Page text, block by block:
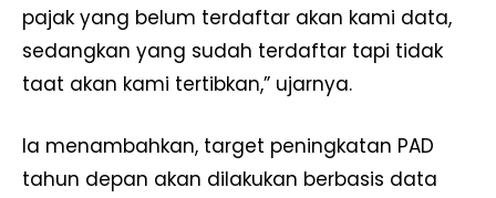
pajak yang belum terdaftar akan kami data,
sedangkan yang sudah terdaftar tapi tidak
taat akan kami tertibkan,” ujarnya.
Ia menambahkan, target peningkatan PAD
tahun depan akan dilakukan berbasis data